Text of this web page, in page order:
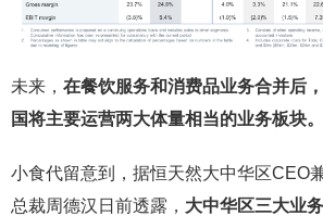
未来， 在餐饮服务和消费品业务合并后
国将主要运营两大体量相当的业务板块。
小食代留意到，据恒天然大中华区CEO
总裁周德汉日前透露， 大中华区三大业